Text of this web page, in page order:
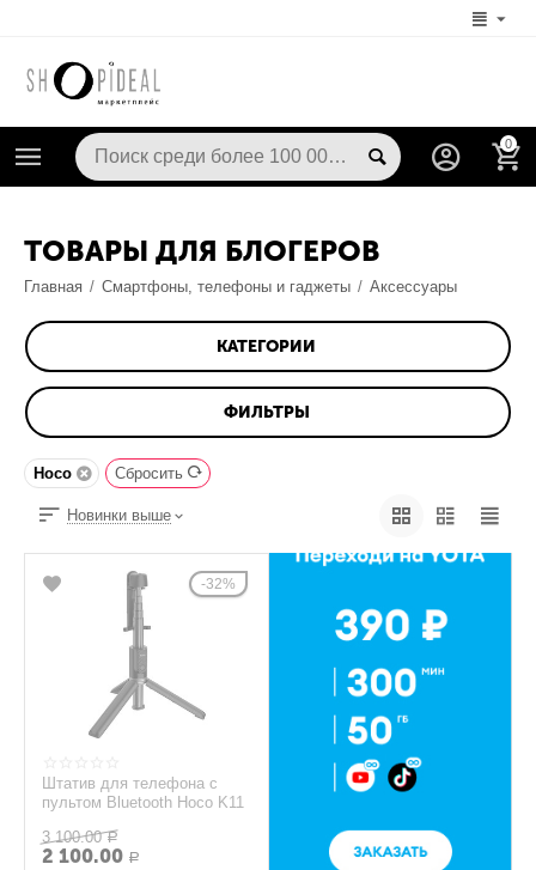
0
ТОВАРЫ ДЛЯ БЛОГЕРОВ
Главная / Смартфоны, телефоны и гаджеты / Аксессуары
КАТЕГОРИИ
ФИЛЬТРЫ
Hoco Сбросить
Новинки выше
32%
Штатив для телефона с
пультом Bluetooth Hoco K11
3 100.00 Р
2 100.00 Р